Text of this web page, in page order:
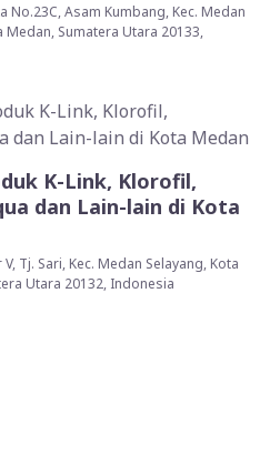
No.23C, Asam Kumbang, Kec. Medan
Medan, Sumatera Utara 20133,
K-Link, Klorofil,
dan Lain-lain di Kota
V, Tj. Sari, Kec. Medan Selayang, Kota
Utara 20132, Indonesia